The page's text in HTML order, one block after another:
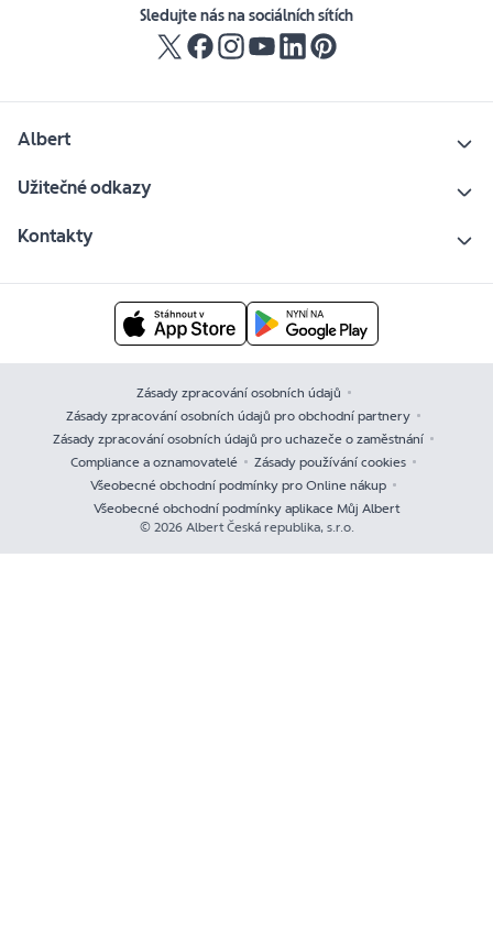
Sledujte nás na sociálních sítích
Albert
Užitečné odkazy
Kontakty
Zásady zpracování osobních údajů
Zásady zpracování osobních údajů pro obchodní partnery
Zásady zpracování osobních údajů pro uchazeče o zaměstnání
Compliance a oznamovatelé
Zásady používání cookies
Všeobecné obchodní podmínky pro Online nákup
Všeobecné obchodní podmínky aplikace Můj Albert
© 2026 Albert Česká republika, s.r.o.